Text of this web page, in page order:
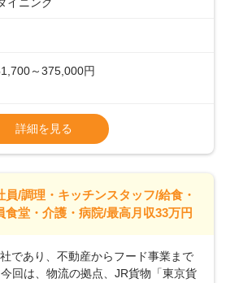
ックルボールコートに改装されるな
タートを切りませんか？あなたのご
～375,000円
定（年1回)
与（年1回)
当（固定残業見合手当43,613円～／
務手当（22:00〜25%UP）
支給（上限月10万円)
詳細を見る
員/調理・キッチンスタッフ/給食・
食堂・介護・病院/最高月収33万円
であり、不動産からフード事業まで
回は、物流の拠点、JR貨物「東京貨